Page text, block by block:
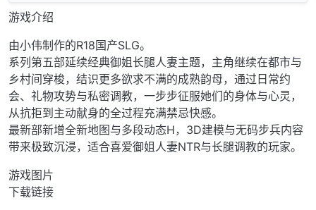
游戏介绍
由小伟制作的R18国产SLG。
系列第五部延续经典御姐长腿人妻主题，主角继续在都市与
乡村间穿梭，结识更多欲求不满的成熟韵母，通过日常约
会、礼物攻势与私密调教，一步步征服她们的身体与心灵，
从抗拒到主动献身的全过程充满禁忌快感。
最新部新增全新地图与多段动态H，3D建模与无码步兵内容
带来极致沉浸，适合喜爱御姐人妻NTR与长腿调教的玩家。
游戏图片
下载链接